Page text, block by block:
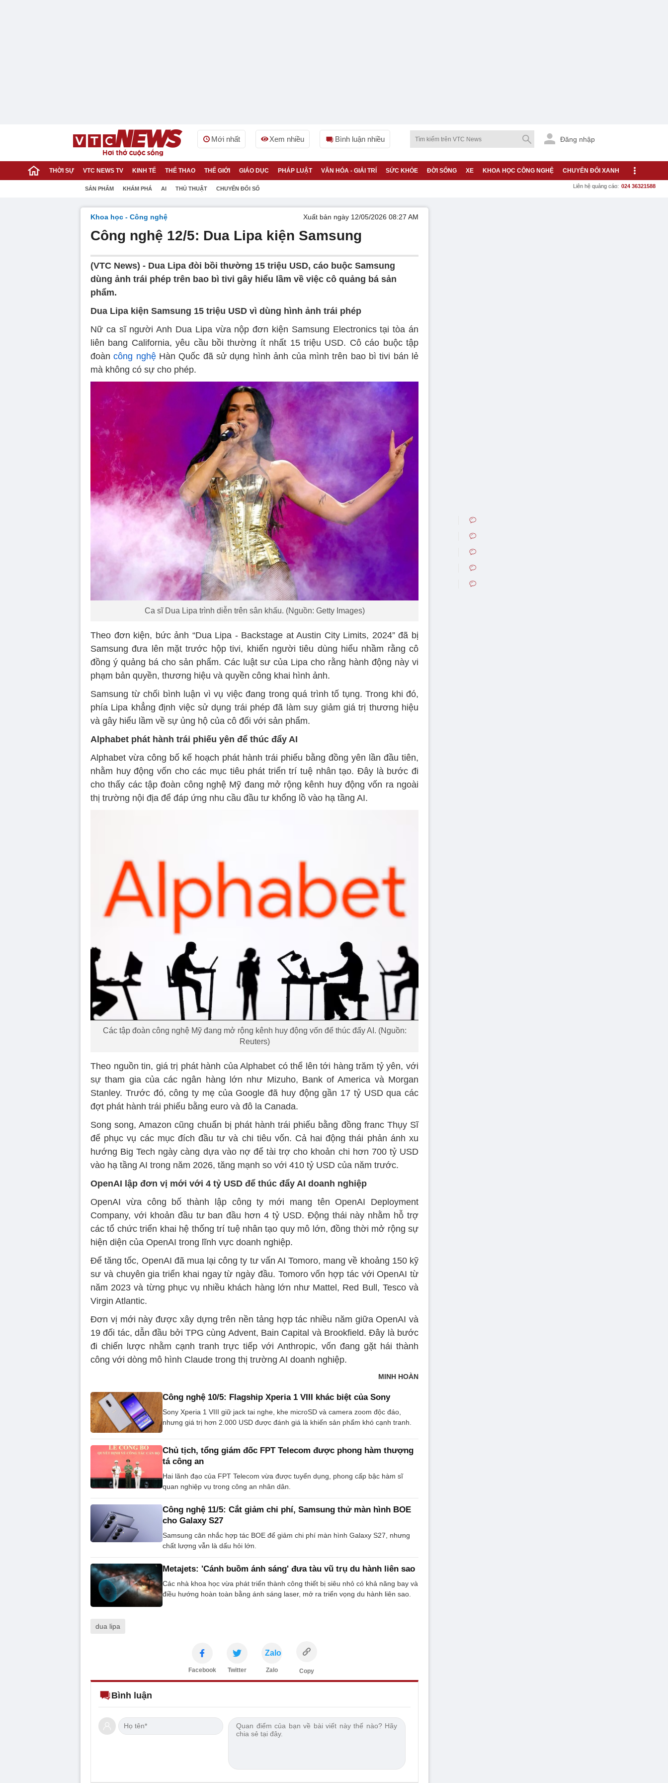
Mới nhất Xem nhiều Bình luận nhiều Đăng nhập
THỜI SỰ VTC NEWS TV KINH TẾ THỂ THAO THẾ GIỚI GIÁO DỤC PHÁP LUẬT VĂN HÓA - GIẢI TRÍ SỨC KHỎE ĐỜI SỐNG XE KHOA HỌC CÔNG NGHỆ CHUYỂN ĐỔI XANH
SẢN PHẨM KHÁM PHÁ AI THỦ THUẬT CHUYỂN ĐỔI SỐ Liên hệ quảng cáo: 024 36321588
Khoa học - Công nghệ Xuất bản ngày 12/05/2026 08:27 AM
Công nghệ 12/5: Dua Lipa kiện Samsung
(VTC News) - Dua Lipa đòi bồi thường 15 triệu USD, cáo buộc Samsung
dùng ảnh trái phép trên bao bì tivi gây hiểu lầm về việc cô quảng bá sản
phẩm.
Dua Lipa kiện Samsung 15 triệu USD vì dùng hình ảnh trái phép
Nữ ca sĩ người Anh Dua Lipa vừa nộp đơn kiện Samsung Electronics tại tòa án
liên bang California, yêu cầu bồi thường ít nhất 15 triệu USD. Cô cáo buộc tập
đoàncông nghệHàn Quốc đã sử dụng hình ảnh của mình trên bao bì tivi bán lẻ
mà không có sự cho phép.
Ca sĩ Dua Lipa trình diễn trên sân khấu. (Nguồn: Getty Images)
Theo đơn kiện, bức ảnh “Dua Lipa - Backstage at Austin City Limits, 2024” đã bị
Samsung đưa lên mặt trước hộp tivi, khiến người tiêu dùng hiểu nhầm rằng cô
đồng ý quảng bá cho sản phẩm. Các luật sư của Lipa cho rằng hành động này vi
phạm bản quyền, thương hiệu và quyền công khai hình ảnh.
Samsung từ chối bình luận vì vụ việc đang trong quá trình tố tụng. Trong khi đó,
phía Lipa khẳng định việc sử dụng trái phép đã làm suy giảm giá trị thương hiệu
và gây hiểu lầm về sự ủng hộ của cô đối với sản phẩm.
Alphabet phát hành trái phiếu yên để thúc đẩy AI
Alphabet vừa công bố kế hoạch phát hành trái phiếu bằng đồng yên lần đầu tiên,
nhằm huy động vốn cho các mục tiêu phát triển trí tuệ nhân tạo. Đây là bước đi
cho thấy các tập đoàn công nghệ Mỹ đang mở rộng kênh huy động vốn ra ngoài
thị trường nội địa để đáp ứng nhu cầu đầu tư khổng lồ vào hạ tầng AI.
Các tập đoàn công nghệ Mỹ đang mở rộng kênh huy động vốn để thúc đẩy AI. (Nguồn:
Reuters)
Theo nguồn tin, giá trị phát hành của Alphabet có thể lên tới hàng trăm tỷ yên, với
sự tham gia của các ngân hàng lớn như Mizuho, Bank of America và Morgan
Stanley. Trước đó, công ty mẹ của Google đã huy động gần 17 tỷ USD qua các
đợt phát hành trái phiếu bằng euro và đô la Canada.
Song song, Amazon cũng chuẩn bị phát hành trái phiếu bằng đồng franc Thụy Sĩ
để phục vụ các mục đích đầu tư và chi tiêu vốn. Cả hai động thái phản ánh xu
hướng Big Tech ngày càng dựa vào nợ để tài trợ cho khoản chi hơn 700 tỷ USD
vào hạ tầng AI trong năm 2026, tăng mạnh so với 410 tỷ USD của năm trước.
OpenAI lập đơn vị mới với 4 tỷ USD để thúc đẩy AI doanh nghiệp
OpenAI vừa công bố thành lập công ty mới mang tên OpenAI Deployment
Company, với khoản đầu tư ban đầu hơn 4 tỷ USD. Động thái này nhằm hỗ trợ
các tổ chức triển khai hệ thống trí tuệ nhân tạo quy mô lớn, đồng thời mở rộng sự
hiện diện của OpenAI trong lĩnh vực doanh nghiệp.
Để tăng tốc, OpenAI đã mua lại công ty tư vấn AI Tomoro, mang về khoảng 150 kỹ
sư và chuyên gia triển khai ngay từ ngày đầu. Tomoro vốn hợp tác với OpenAI từ
năm 2023 và từng phục vụ nhiều khách hàng lớn như Mattel, Red Bull, Tesco và
Virgin Atlantic.
Đơn vị mới này được xây dựng trên nền tảng hợp tác nhiều năm giữa OpenAI và
19 đối tác, dẫn đầu bởi TPG cùng Advent, Bain Capital và Brookfield. Đây là bước
đi chiến lược nhằm cạnh tranh trực tiếp với Anthropic, vốn đang gặt hái thành
công với dòng mô hình Claude trong thị trường AI doanh nghiệp.
MINH HOÀN
Công nghệ 10/5: Flagship Xperia 1 VIII khác biệt của Sony
Sony Xperia 1 VIII giữ jack tai nghe, khe microSD và camera zoom độc đáo,
nhưng giá trị hơn 2.000 USD được đánh giá là khiến sản phẩm khó cạnh tranh.
Chủ tịch, tổng giám đốc FPT Telecom được phong hàm thượng
tá công an
Hai lãnh đạo của FPT Telecom vừa được tuyển dụng, phong cấp bậc hàm sĩ
quan nghiệp vụ trong công an nhân dân.
Công nghệ 11/5: Cắt giảm chi phí, Samsung thử màn hình BOE
cho Galaxy S27
Samsung cân nhắc hợp tác BOE để giảm chi phí màn hình Galaxy S27, nhưng
chất lượng vẫn là dấu hỏi lớn.
Metajets: 'Cánh buồm ánh sáng' đưa tàu vũ trụ du hành liên sao
Các nhà khoa học vừa phát triển thành công thiết bị siêu nhỏ có khả năng bay và
điều hướng hoàn toàn bằng ánh sáng laser, mở ra triển vọng du hành liên sao.
dua lipa
Facebook Twitter
Zalo
Zalo Copy
Bình luận